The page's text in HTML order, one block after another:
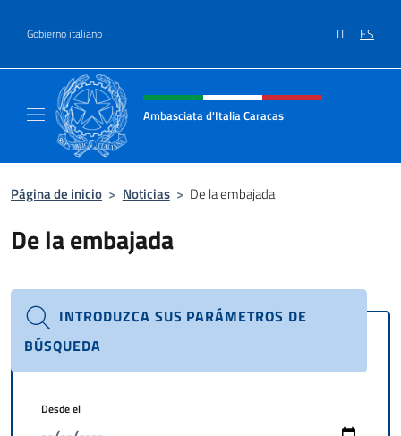
Gobierno italiano IT ES
Encabezado del sitio web,
Ambasciata d'Italia Caracas
Página de inicio > Noticias > De la embajada
De la embajada
INTRODUZCA SUS PARÁMETROS DE
BÚSQUEDA
Desde el